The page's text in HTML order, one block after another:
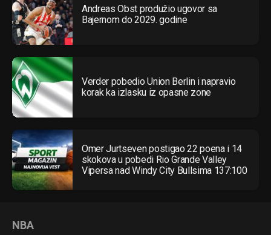
Andreas Obst produžio ugovor sa
Bajernom do 2029. godine
Verder pobedio Union Berlin i napravio
korak ka izlasku iz opasne zone
Omer Jurtseven postigao 22 poena i 14
skokova u pobedi Rio Grande Valley
Vipersa nad Windy City Bullsima 137:100
NBA